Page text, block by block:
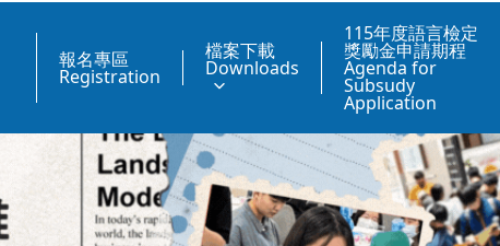
報名專區
Registration
檔案下載
Downloads
115年度語言檢定
獎勵金申請期程
Agenda for
Subsudy
Application